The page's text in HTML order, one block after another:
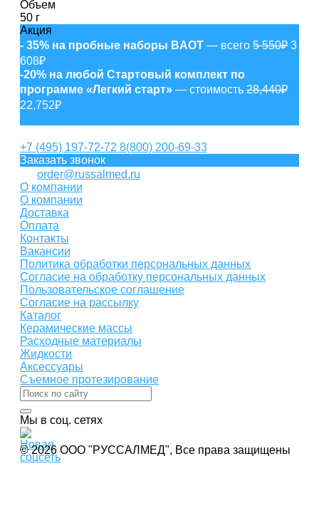
Объем
50 г
Акция
- 35% на пробные наборы BAOT — всего 5 550₽ 3
608₽
-20% на любой Стартовый комплект по
программе «Легкий старт» — стоимость 28,440₽
22,752₽
+7 (495) 197-72-72 8(800) 200-69-33
Заказать звонок
order@russalmed.ru
О компании
О компании
Доставка
Оплата
Контакты
Вакансии
Политика обработки персональных данных
Согласие на обработку персональных данных
Пользовательское соглашение
Согласие на рассылку
Каталог
Керамические массы
Расходные материалы
Жидкости
Аксессуары
Съемное протезирование
Мы в соц. сетях
© 2026 ООО "РУССАЛМЕД", Все права защищены